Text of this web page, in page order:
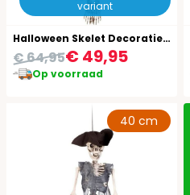
variant
Halloween Skelet Decoratie Hangend
€ 49,95
€ 64,95
Op voorraad
40 cm